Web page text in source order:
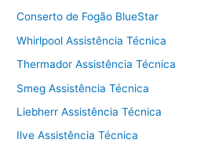
Conserto de Fogão BlueStar
Whirlpool Assistência Técnica
Thermador Assistência Técnica
Smeg Assistência Técnica
Liebherr Assistência Técnica
Ilve Assistência Técnica